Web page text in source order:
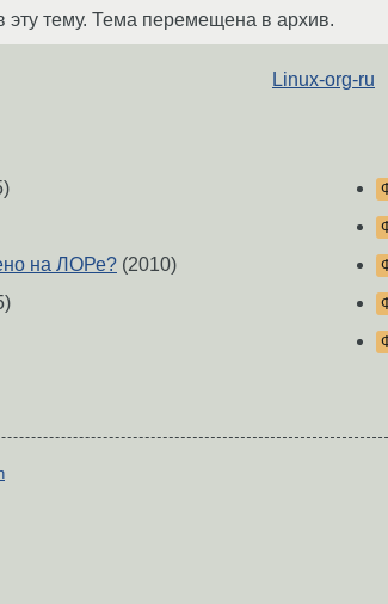
тему. Тема перемещена в архив.
Linux-org-ru
на ЛОРе? (2010)